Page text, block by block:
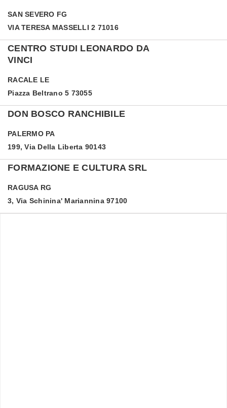
SAN SEVERO FG
VIA TERESA MASSELLI 2 71016
CENTRO STUDI LEONARDO DA
VINCI
RACALE LE
Piazza Beltrano 5 73055
DON BOSCO RANCHIBILE
PALERMO PA
199, Via Della Liberta 90143
FORMAZIONE E CULTURA SRL
RAGUSA RG
3, Via Schinina' Mariannina 97100